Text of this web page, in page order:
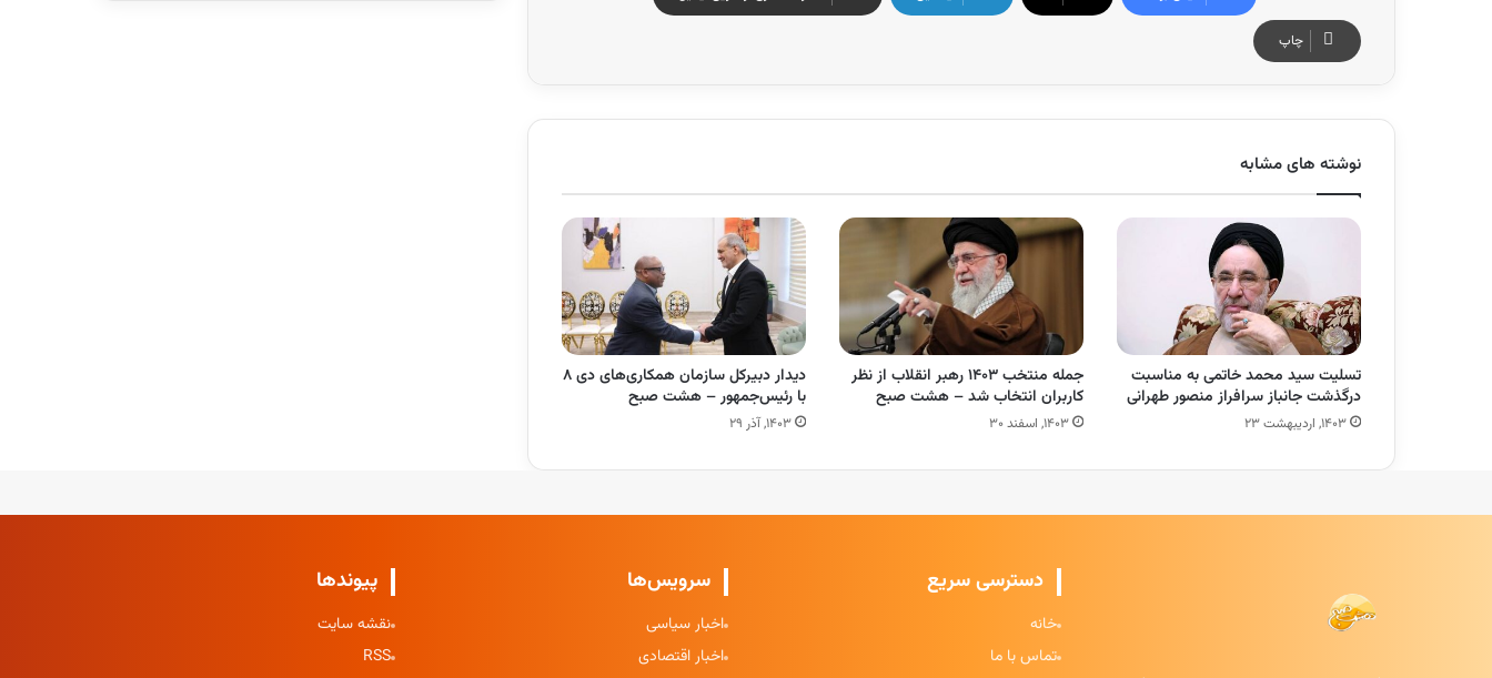
چاپ
نوشته های مشابه
تسلیت سید محمد خاتمی به مناسبت
درگذشت جانباز سرافراز منصور طهرانی
۱۴۰۳, اردیبهشت ۲۳
جمله منتخب ۱۴۰۳ رهبر انقلاب از نظر
کاربران انتخاب شد – هشت صبح
۱۴۰۳, اسفند ۳۰
دیدار دبیرکل سازمان همکاری‌های دی ۸
با رئیس‌جمهور – هشت صبح
۱۴۰۳, آذر ۲۹
دسترسی سریع
خانه
تماس با ما
سرویس‌ها
اخبار سیاسی
اخبار اقتصادی
پیوندها
نقشه سایت
RSS